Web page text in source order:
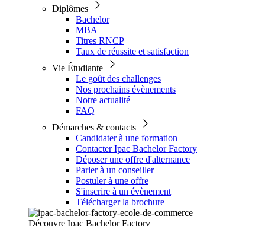
Diplômes
Bachelor
MBA
Titres RNCP
Taux de réussite et satisfaction
Vie Étudiante
Le goût des challenges
Nos prochains évènements
Notre actualité
FAQ
Démarches & contacts
Candidater à une formation
Contacter Ipac Bachelor Factory
Déposer une offre d'alternance
Parler à un conseiller
Postuler à une offre
S'inscrire à un évènement
Télécharger la brochure
Découvre Ipac Bachelor Factory